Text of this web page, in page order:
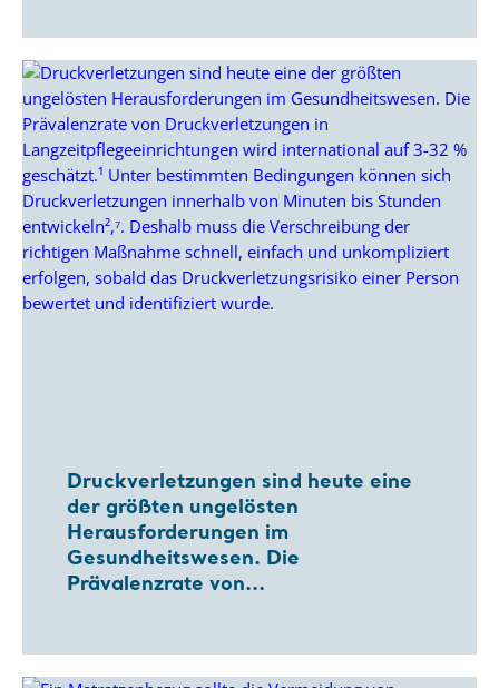
Druckverletzungen sind heute eine
der größten ungelösten
Herausforderungen im
Gesundheitswesen. Die
Prävalenzrate von...